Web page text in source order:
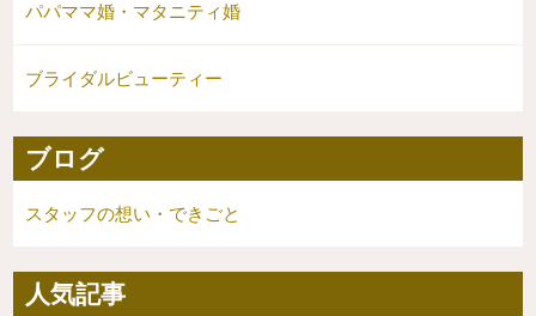
パパママ婚・マタニティ婚
ブライダルビューティー
ブログ
スタッフの想い・できごと
人気記事